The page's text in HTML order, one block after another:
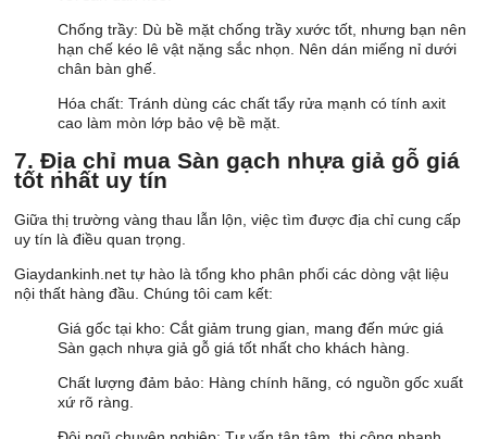
Chống trầy: Dù bề mặt chống trầy xước tốt, nhưng bạn nên
hạn chế kéo lê vật nặng sắc nhọn. Nên dán miếng nỉ dưới
chân bàn ghế.
Hóa chất: Tránh dùng các chất tẩy rửa mạnh có tính axit
cao làm mòn lớp bảo vệ bề mặt.
7. Địa chỉ mua Sàn gạch nhựa giả gỗ giá
tốt nhất uy tín
Giữa thị trường vàng thau lẫn lộn, việc tìm được địa chỉ cung cấp
uy tín là điều quan trọng.
Giaydankinh.net tự hào là tổng kho phân phối các dòng vật liệu
nội thất hàng đầu. Chúng tôi cam kết:
Giá gốc tại kho: Cắt giảm trung gian, mang đến mức giá
Sàn gạch nhựa giả gỗ giá tốt nhất cho khách hàng.
Chất lượng đảm bảo: Hàng chính hãng, có nguồn gốc xuất
xứ rõ ràng.